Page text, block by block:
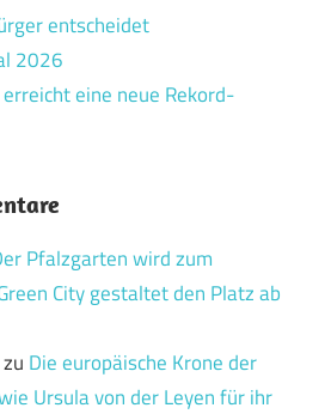
entscheidet
2026
eine neue Rekord-
Pfalzgarten wird zum
City gestaltet den Platz ab
zu Die europäische Krone der
Ursula von der Leyen für ihr